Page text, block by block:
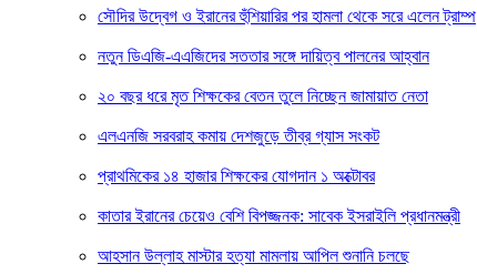
সৌদির উদ্বেগ ও ইরানের হুঁশিয়ারির পর হামলা থেকে সরে এলেন ট্রাম্প
নতুন ডিএজি-এএজিদের সততার সঙ্গে দায়িত্ব পালনের আহ্বান
২০ বছর ধরে মৃত শিক্ষকের বেতন তুলে নিচ্ছেন জামায়াত নেতা
এলএনজি সরবরাহ কমায় দেশজুড়ে তীব্র গ্যাস সংকট
প্রাথমিকের ১৪ হাজার শিক্ষকের যোগদান ১ অক্টোবর
কাতার ইরানের চেয়েও বেশি বিপজ্জনক: সাবেক ইসরাইলি প্রধানমন্ত্রী
আহসান উল্লাহ মাস্টার হত্যা মামলায় আপিল শুনানি চলছে